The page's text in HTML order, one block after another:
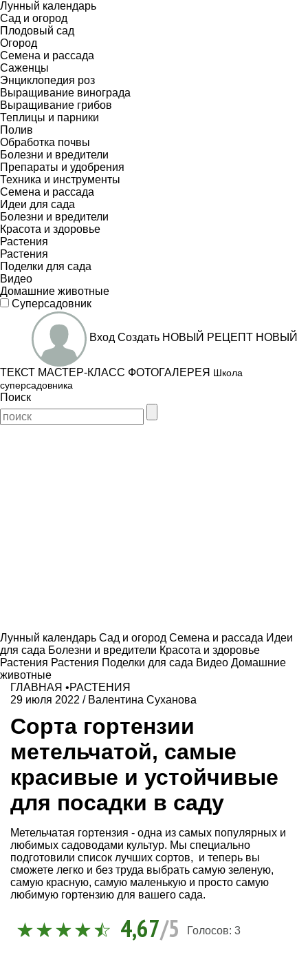
Лунный календарь
Сад и огород
Плодовый сад
Огород
Семена и рассада
Саженцы
Энциклопедия роз
Выращивание винограда
Выращивание грибов
Теплицы и парники
Полив
Обработка почвы
Болезни и вредители
Препараты и удобрения
Техника и инструменты
Семена и рассада
Идеи для сада
Болезни и вредители
Красота и здоровье
Растения
Растения
Поделки для сада
Видео
Домашние животные
Суперсадовник
Вход Создать НОВЫЙ РЕЦЕПТ НОВЫЙ
ТЕКСТ МАСТЕР-КЛАСС ФОТОГАЛЕРЕЯ Школа
суперсадовника
Поиск
Лунный календарь Сад и огород Семена и рассада Идеи
для сада Болезни и вредители Красота и здоровье
Растения Растения Поделки для сада Видео Домашние
животные
ГЛАВНАЯ •РАСТЕНИЯ
29 июля 2022 / Валентина Суханова
Сорта гортензии
метельчатой, самые
красивые и устойчивые
для посадки в саду
Метельчатая гортензия - одна из самых популярных и
любимых садоводами культур. Мы специально
подготовили список лучших сортов, и теперь вы
сможете легко и без труда выбрать самую зеленую,
самую красную, самую маленькую и просто самую
любимую гортензию для вашего сада.
4,67/5 Голосов: 3